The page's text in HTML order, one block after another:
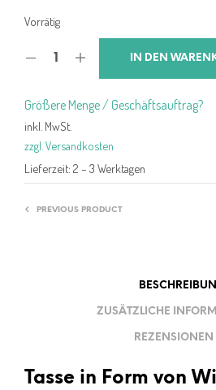
15,99 €13,99
Vorrätig
IN DEN
Größere Menge / Geschäftsauftrag?
inkl. MwSt.
zzgl. Versandkosten
Lieferzeit: 2 – 3 Werktagen
PREVIOUS PRODUCT
ZUSÄTZLICHE
REZENSIONEN
Tasse in Form von